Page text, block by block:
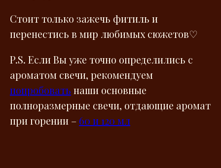
Стоит только зажечь фитиль и
перенестись в мир любимых сюжетов♡
P.S. Если Вы уже точно определились с
ароматом свечи, рекомендуем
попробовать наши основные
полноразмерные свечи, отдающие аромат
при горении – 60 и 120 мл